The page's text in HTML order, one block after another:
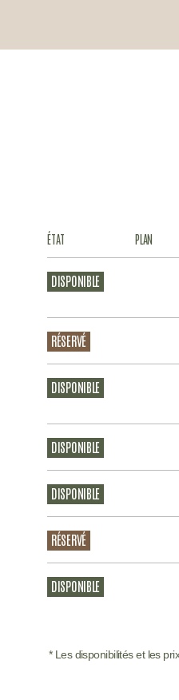
ÉTAT PLAN
DISPONIBLE
RÉSERVÉ
DISPONIBLE
DISPONIBLE
DISPONIBLE
RÉSERVÉ
DISPONIBLE
* Les disponibilités et les